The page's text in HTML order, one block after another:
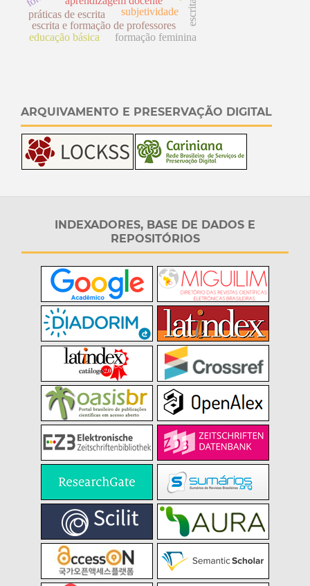
práticas de escrita
escrita e formação de professores
formação feminina
subjetividade
educação básica
ARQUIVAMENTO E PRESERVAÇÃO DIGITAL
INDEXADORES, BASE DE DADOS E
REPOSITÓRIOS